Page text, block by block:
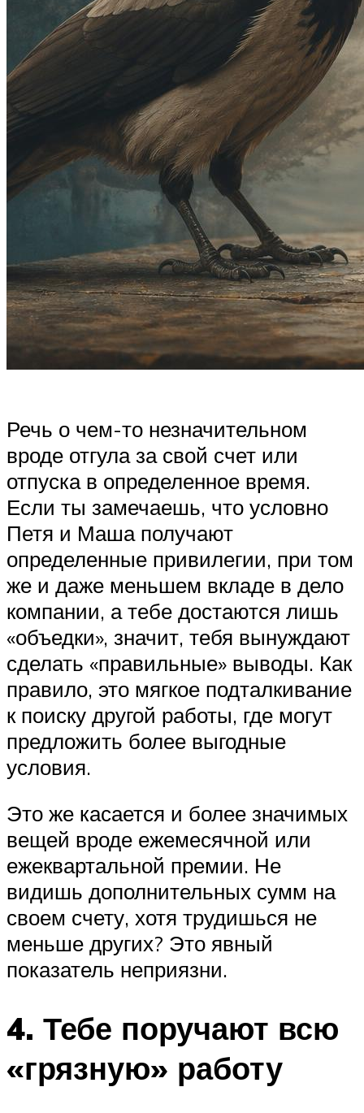
Речь о чем-то незначительном
вроде отгула за свой счет или
отпуска в определенное время.
Если ты замечаешь, что условно
Петя и Маша получают
определенные привилегии, при том
же и даже меньшем вкладе в дело
компании, а тебе достаются лишь
«объедки», значит, тебя вынуждают
сделать «правильные» выводы. Как
правило, это мягкое подталкивание
к поиску другой работы, где могут
предложить более выгодные
условия.
Это же касается и более значимых
вещей вроде ежемесячной или
ежеквартальной премии. Не
видишь дополнительных сумм на
своем счету, хотя трудишься не
меньше других? Это явный
показатель неприязни.
4. Тебе поручают всю
«грязную» работу